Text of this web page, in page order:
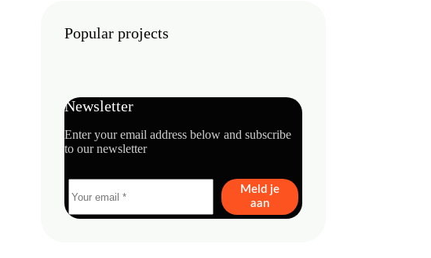
Popular projects
Newsletter
Enter your email address below and subscribe
to our newsletter
Meld je
aan